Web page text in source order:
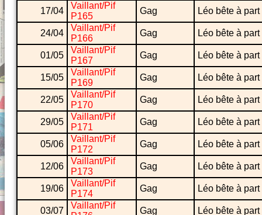
17/04
Vaillant/Pif
P165
Gag Léo bête à part
24/04
Vaillant/Pif
P166
Gag Léo bête à part
01/05
Vaillant/Pif
P167
Gag Léo bête à part
15/05
Vaillant/Pif
P169
Gag Léo bête à part
22/05
Vaillant/Pif
P170
Gag Léo bête à part
29/05
Vaillant/Pif
P171
Gag Léo bête à part
05/06
Vaillant/Pif
P172
Gag Léo bête à part
12/06
Vaillant/Pif
P173
Gag Léo bête à part
19/06
Vaillant/Pif
P174
Gag Léo bête à part
03/07
Vaillant/Pif
Gag Léo bête à part